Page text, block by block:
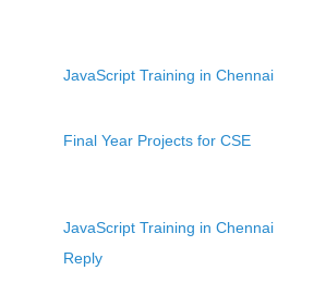
JavaScript Training in Chennai
Final Year Projects for CSE
JavaScript Training in Chennai
Reply